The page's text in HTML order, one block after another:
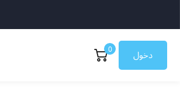
0 دخول